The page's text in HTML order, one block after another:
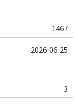
1467
3
2026-06-25